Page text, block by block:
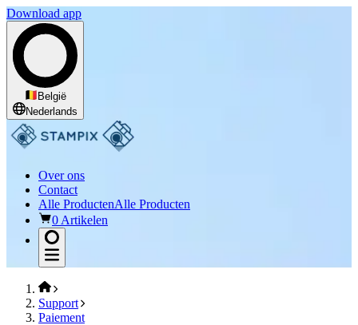
Download app
België
Nederlands
Over ons
Contact
Alle ProductenAlle Producten
0 Artikelen
Support
Paiement